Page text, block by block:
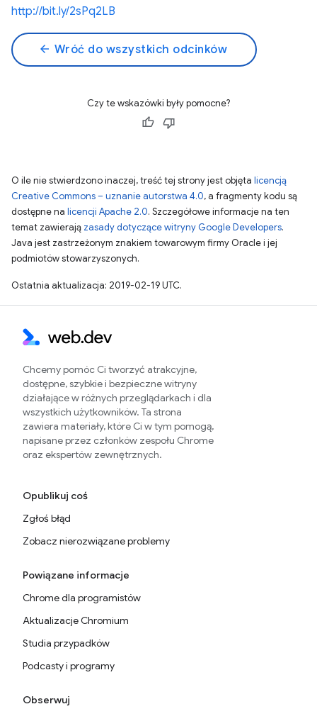
http://bit.ly/2sPq2LB
arrow_back Wróć do wszystkich odcinków
Czy te wskazówki były pomocne?
O ile nie stwierdzono inaczej, treść tej strony jest objęta licencją
Creative Commons – uznanie autorstwa 4.0, a fragmenty kodu są
dostępne na licencji Apache 2.0. Szczegółowe informacje na ten
temat zawierają zasady dotyczące witryny Google Developers.
Java jest zastrzeżonym znakiem towarowym firmy Oracle i jej
podmiotów stowarzyszonych.
Ostatnia aktualizacja: 2019-02-19 UTC.
Chcemy pomóc Ci tworzyć atrakcyjne,
dostępne, szybkie i bezpieczne witryny
działające w różnych przeglądarkach i dla
wszystkich użytkowników. Ta strona
zawiera materiały, które Ci w tym pomogą,
napisane przez członków zespołu Chrome
oraz ekspertów zewnętrznych.
Opublikuj coś
Zgłoś błąd
Zobacz nierozwiązane problemy
Powiązane informacje
Chrome dla programistów
Aktualizacje Chromium
Studia przypadków
Podcasty i programy
Obserwuj